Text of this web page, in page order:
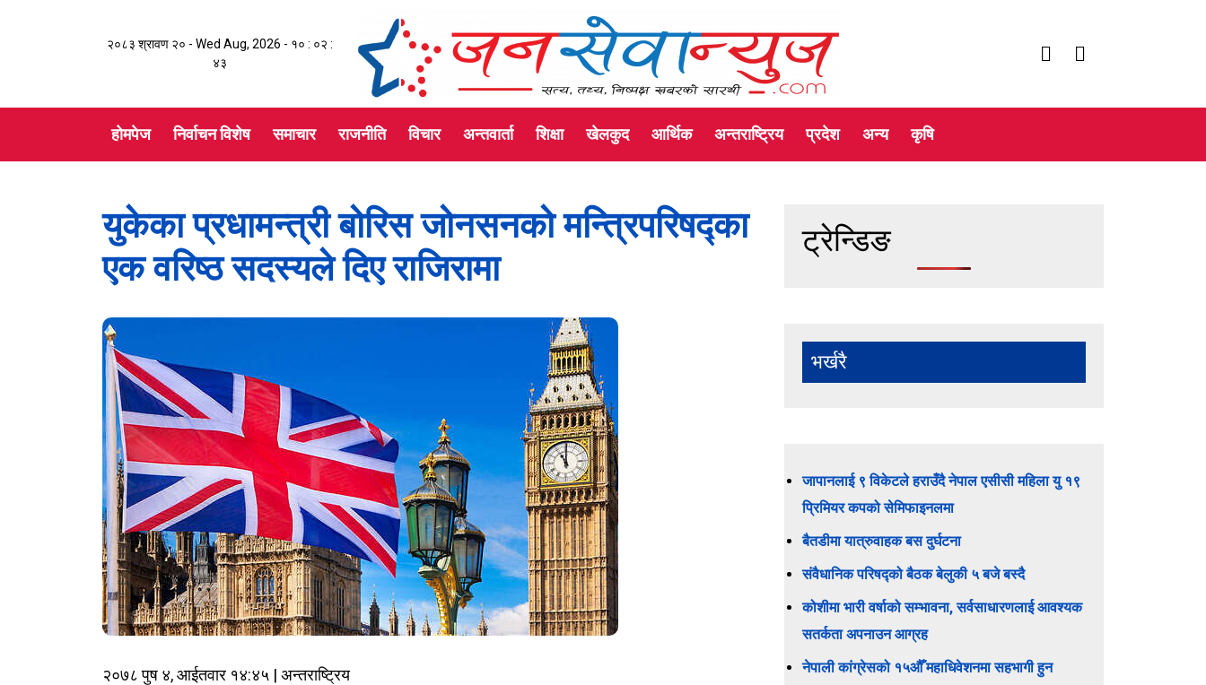
२०८३ श्रावण २० - Wed Aug, 2026 - १० : ०२ :
४४
होमपेज निर्वाचन विशेष समाचार राजनीति विचार अन्तवार्ता शिक्षा खेलकुद आर्थिक अन्तराष्ट्रिय प्रदेश अन्य कृषि
युकेका प्रधामन्त्री बोरिस जोनसनको मन्त्रिपरिषद्का
एक वरिष्ठ सदस्यले दिए राजिरामा
२०७८ पुष ४, आईतवार १४:४५ | अन्तराष्ट्रिय
ट्रेन्डिङ
भर्खरै
जापानलाई ९ विकेटले हराउँदै नेपाल एसीसी महिला यु १९
प्रिमियर कपको सेमिफाइनलमा
बैतडीमा यात्रुवाहक बस दुर्घटना
संवैधानिक परिषद्को बैठक बेलुकी ५ बजे बस्दै
कोशीमा भारी वर्षाको सम्भावना, सर्वसाधारणलाई आवश्यक
सतर्कता अपनाउन आग्रह
नेपाली कांग्रेसको १५औँ महाधिवेशनमा सहभागी हुन